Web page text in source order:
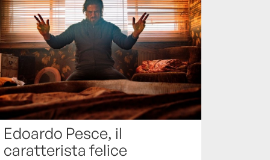
Edoardo Pesce, il
caratterista felice